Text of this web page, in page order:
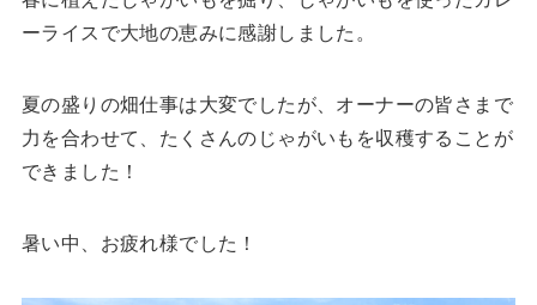
ーライスで大地の恵みに感謝しました。
夏の盛りの畑仕事は大変でしたが、オーナーの皆さまで
力を合わせて、たくさんのじゃがいもを収穫することが
できました！
暑い中、お疲れ様でした！